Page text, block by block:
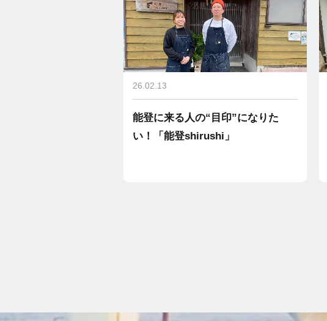
26.02.13
能登に来る人の“目印”になりた
い！「能登shirushi」